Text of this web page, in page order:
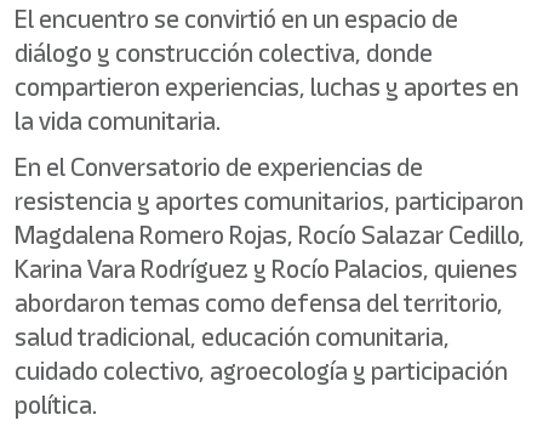
El encuentro se convirtió en un espacio de
diálogo y construcción colectiva, donde
compartieron experiencias, luchas y aportes en
la vida comunitaria.
En el Conversatorio de experiencias de
resistencia y aportes comunitarios, participaron
Magdalena Romero Rojas, Rocío Salazar Cedillo,
Karina Vara Rodríguez y Rocío Palacios, quienes
abordaron temas como defensa del territorio,
salud tradicional, educación comunitaria,
cuidado colectivo, agroecología y participación
política.